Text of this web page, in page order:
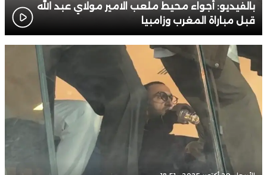
بالفيديو: أجواء محيط ملعب الامير مولاي عبد الله
قبل مباراة المغرب وزامبيا